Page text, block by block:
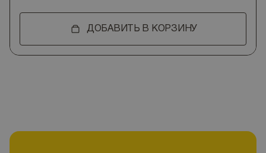
ДОБАВИТЬ В КОРЗИНУ